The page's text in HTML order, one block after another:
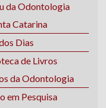
da Odontologia
Catarina
Dias
de Livros
da Odontologia
em Pesquisa